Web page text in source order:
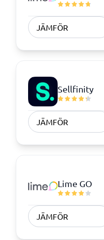
JÄMFÖR
Sellfinity
JÄMFÖR
Lime GO
JÄMFÖR